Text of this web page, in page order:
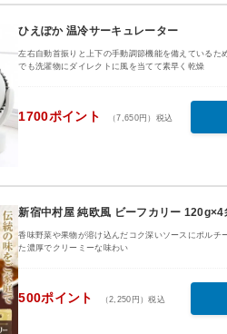
ひえぽか 温冷サーキュレーター
左右自動首振りと上下の手動調節機能を備えているた
でも洗濯物にダイレクトに風を当てて素早く乾燥
1700ポイント （7,650円）税込
新宿中村屋 純欧風 ビーフカリー 120g×4
香味野菜や果物が溶け込んだコク深いソースにポルチ
た濃厚でクリーミーな味わい
500ポイント （2,250円）税込